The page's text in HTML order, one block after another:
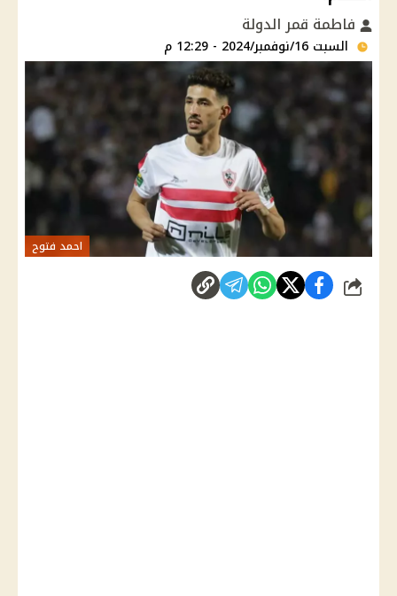
فاطمة قمر الدولة
السبت 16/نوفمبر/2024 - 12:29 م
احمد فتوح
شارك